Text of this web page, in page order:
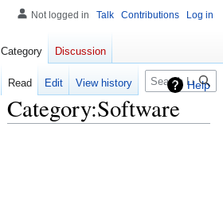
Help
Category:Software
Not logged in Talk Contributions Log in
Category Discussion
Read Edit View history Search